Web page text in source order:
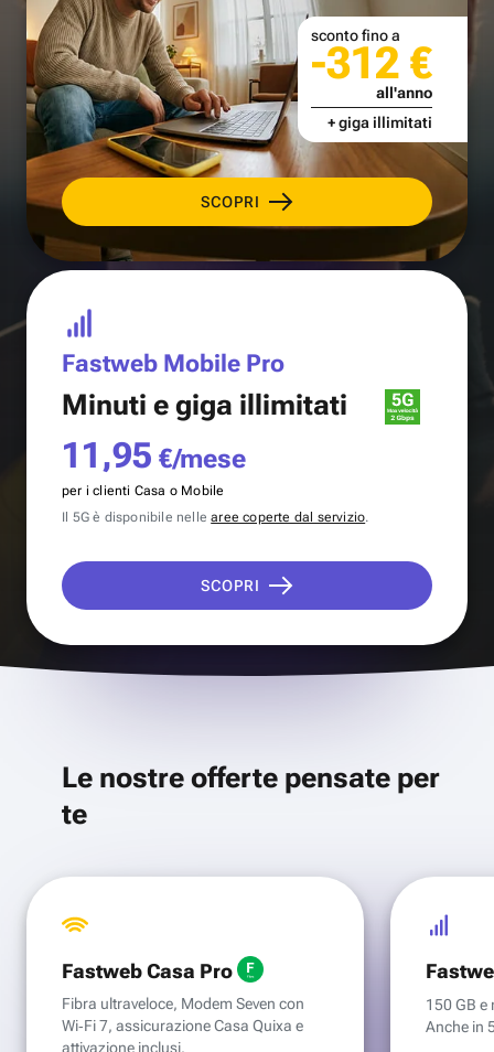
SCOPRI
sconto fino a
-312 €
all'anno
+ giga illimitati
Fastweb Mobile Pro
Minuti e giga illimitati
11,95 €/mese
per i clienti Casa o Mobile
Il 5G è disponibile nellearee coperte dal servizio.
SCOPRI
Le nostre offerte pensate per
te
Fastweb Casa Pro
Fibra ultraveloce, Modem Seven con
Wi‑Fi 7, assicurazione Casa Quixa e
attivazione inclusi.
150 GB e
Anche in